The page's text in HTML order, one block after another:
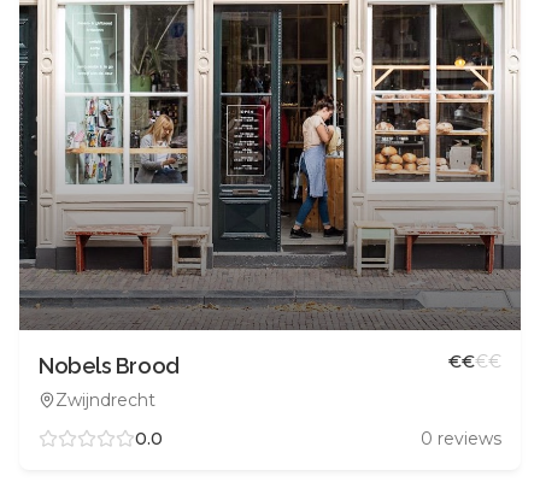
Nobels Brood
Zwijndrecht
€€€€
0.0 0 reviews